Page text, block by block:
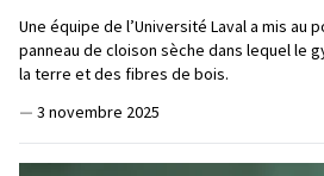
Une équipe de l’Université Laval a mis au
panneau de cloison sèche dans lequel le
la terre et des fibres de bois.
— 3 novembre 2025